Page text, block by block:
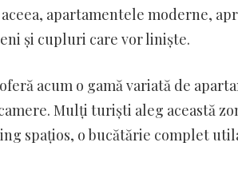
aceea, apartamentele moderne,
și cupluri care vor liniște.
acum o gamă variată de
Mulți turiști aleg această
spațios, o bucătărie complet